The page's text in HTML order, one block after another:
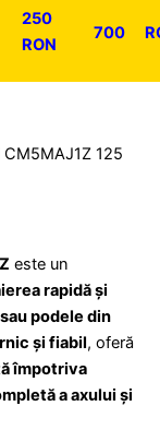
250
RON
700
125
este un
rapidă și
podele din
și fiabil, oferă
împotriva
a axului și